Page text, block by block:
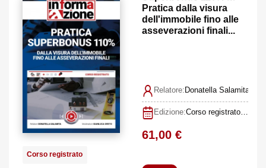
Corso registrato
Pratica dalla visura
dell'immobile fino alle
asseverazioni finali...
Relatore: Donatella Salamita,
Edizione:
61,00 €